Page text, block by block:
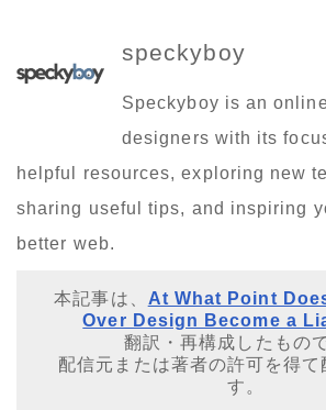
speckyboy
Speckyboy is an
designers with its
helpful resources, exploring new
sharing useful tips, and inspiring
better web.
本記事は、 At What Point
Over Design Become a
翻訳・再構成したもので
配信元または著者の許可を得て
す。